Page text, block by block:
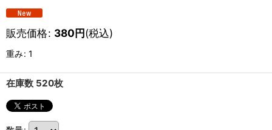
販売価格: 380円(税込)
重み: 1
在庫数 520枚